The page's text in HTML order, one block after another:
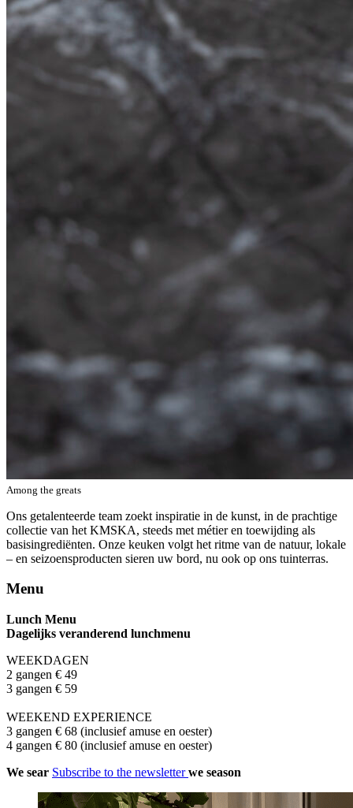
Among the greats
Ons getalenteerde team zoekt inspiratie in de kunst, in de prachtige
collectie van het KMSKA, steeds met métier en toewijding als
basisingrediënten. Onze keuken volgt het ritme van de natuur, lokale
– en seizoensproducten sieren uw bord, nu ook op ons tuinterras.
Menu
Lunch Menu
Dagelijks veranderend lunchmenu
WEEKDAGEN
2 gangen € 49
3 gangen € 59
WEEKEND EXPERIENCE
3 gangen € 68 (inclusief amuse en oester)
4 gangen € 80 (inclusief amuse en oester)
We sear Subscribe to the newsletterwe season